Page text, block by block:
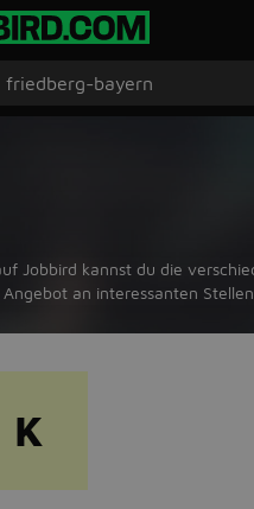
Jobbird kannst du die
an interessanten
K